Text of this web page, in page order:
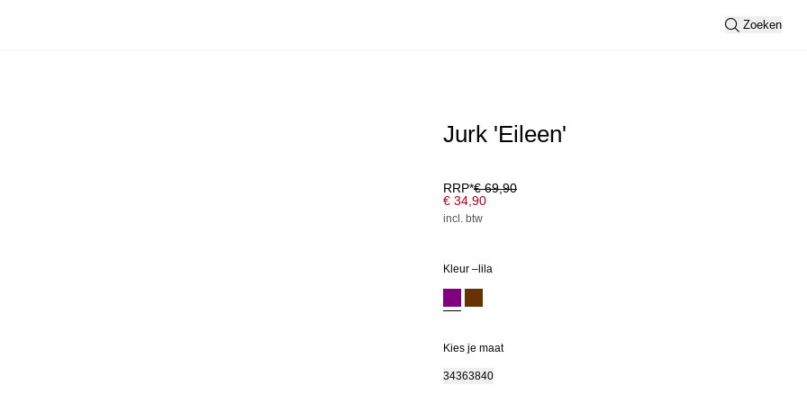
Zoeken
Jurk 'Eileen'
RRP*€ 69,90
€ 34,90
incl. btw
Kleur – lila
Kies je maat
34363840